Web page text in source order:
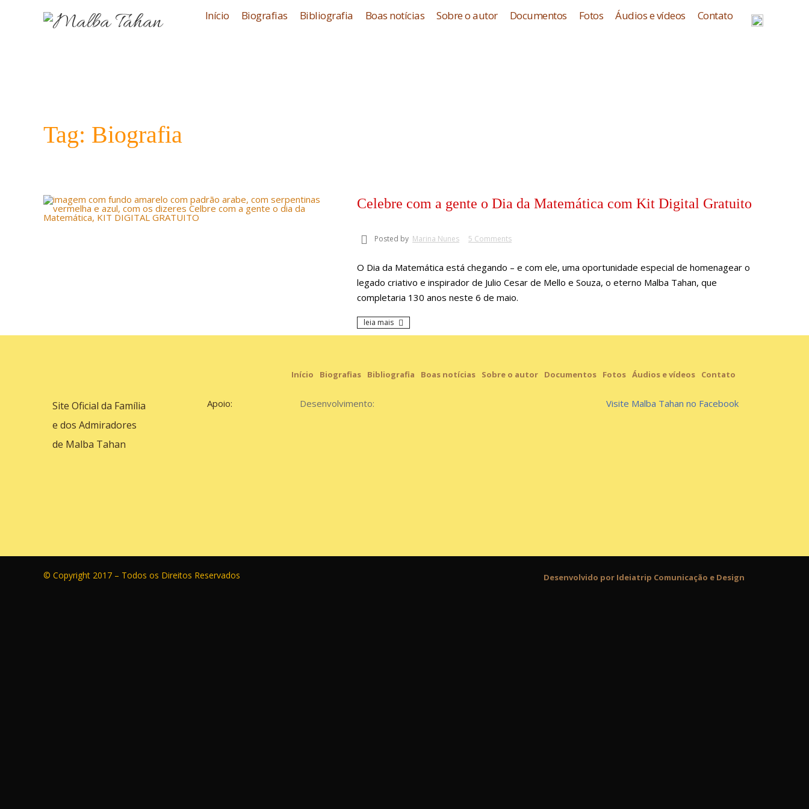
Início Biografias Bibliografia Boas notícias Sobre o autor Documentos Fotos Áudios e vídeos Contato
Tag: Biografia
Celebre com a gente o Dia da Matemática com Kit Digital Gratuito
Posted by Marina Nunes 5 Comments
O Dia da Matemática está chegando – e com ele, uma oportunidade especial de homenagear o
legado criativo e inspirador de Julio Cesar de Mello e Souza, o eterno Malba Tahan, que
completaria 130 anos neste 6 de maio.
leia mais
Início Biografias Bibliografia Boas notícias Sobre o autor Documentos Fotos Áudios e vídeos Contato
Site Oficial da Família
e dos Admiradores
de Malba Tahan
Apoio: Desenvolvimento: Visite Malba Tahan no Facebook
© Copyright 2017 – Todos os Direitos Reservados Desenvolvido por Ideiatrip Comunicação e Design